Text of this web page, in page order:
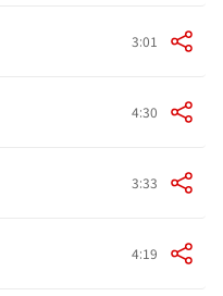
3:01
4:30
3:33
4:19